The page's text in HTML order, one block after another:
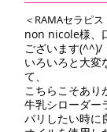
＜RAMAセラピス
non nicole様、
ございます(^^)/
いろいろと大変
て、
こちらこそあり
牛乳シローダー
パリしたい時に